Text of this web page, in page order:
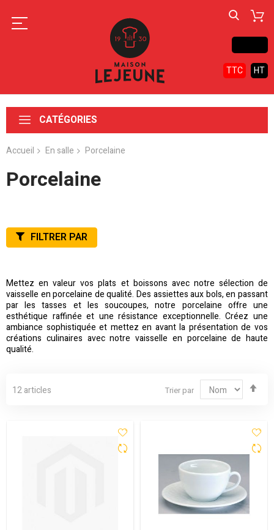
TTC HT
CATÉGORIES
Accueil En salle Porcelaine
Porcelaine
Mettez en valeur vos plats et boissons avec notre sélection de
vaisselle en porcelaine de qualité. Des assiettes aux bols, en passant
par les tasses et les soucoupes, notre porcelaine offre une
esthétique raffinée et une résistance exceptionnelle. Créez une
ambiance sophistiquée et mettez en avant la présentation de vos
créations culinaires avec notre vaisselle en porcelaine de haute
qualité.
12articles Trier par
FILTRER PAR